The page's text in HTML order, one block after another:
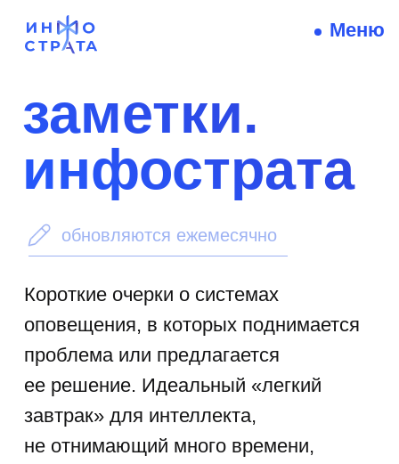
инфострата
оповещения, в которых поднимается
проблема или предлагается
завтрак» для интеллекта,
не отнимающий много времени,
но существенно расширяющий
кругозор.
обновляются ежемесячно
Март 2025